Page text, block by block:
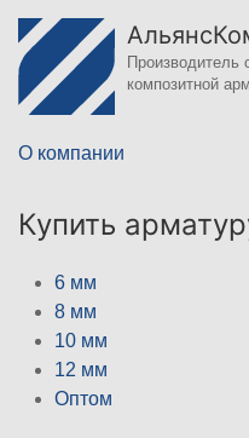
Производитель
композитной
О компании
Купить
6 мм
8 мм
10 мм
12 мм
Оптом